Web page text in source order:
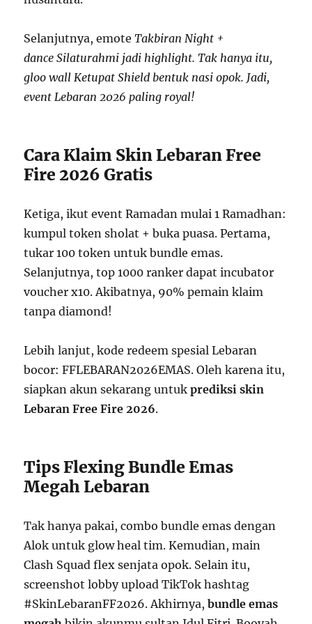
Selanjutnya, emoteTakbiran Night +
dance Silaturahmi jadi highlight. Tak hanya itu,
gloo wall Ketupat Shield bentuk nasi opok. Jadi,
event Lebaran 2026 paling royal!
Cara Klaim Skin Lebaran Free
Fire 2026 Gratis
Ketiga, ikut event Ramadan mulai 1 Ramadhan:
kumpul token sholat + buka puasa. Pertama,
tukar 100 token untuk bundle emas.
Selanjutnya, top 1000 ranker dapat incubator
voucher x10. Akibatnya, 90% pemain klaim
tanpa diamond!
Lebih lanjut, kode redeem spesial Lebaran
bocor: FFLEBARAN2026EMAS. Oleh karena itu,
siapkan akun sekarang untukprediksi skin
Lebaran Free Fire 2026.
Tips Flexing Bundle Emas
Megah Lebaran
Tak hanya pakai, combo bundle emas dengan
Alok untuk glow heal tim. Kemudian, main
Clash Squad flex senjata opok. Selain itu,
screenshot lobby upload TikTok hashtag
#SkinLebaranFF2026. Akhirnya,bundle emas